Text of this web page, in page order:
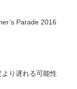
Parade 2016
り遅れる可能性